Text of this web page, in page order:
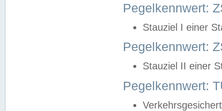
Pegelkennwert:
Stauziel I einer
Pegelkennwert:
Stauziel II einer
Pegelkennwert: